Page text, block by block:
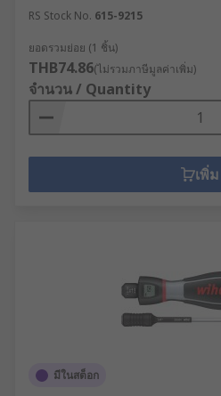
RS Stock No. 615-9215
ยอดรวมย่อย (1 ชิ้น)
THB74.86(ไม่รวมภาษีมูลค่าเพิ่ม)
จำนวน / Quantity
เพิ่ม
มีในสต็อก